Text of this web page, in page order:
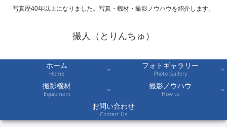
写真歴40年以上になりました。写真・機材・撮影ノウハウを紹介します。
撮人（とりんちゅ）
ホーム
Home
フォトギャラリー
Photo Gallery
撮影機材
Equipment
撮影ノウハウ
How to
お問い合わせ
Contact Us